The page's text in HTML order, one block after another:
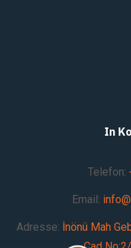
In
Telefon:
Email:
Adresse: İnönü Mah